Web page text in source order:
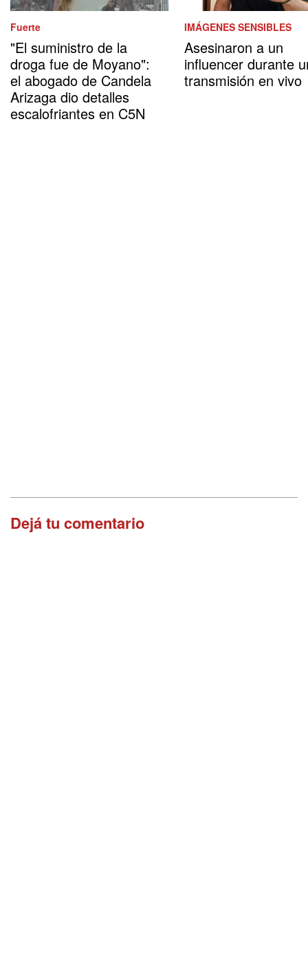
Fuerte
"El suministro de la
droga fue de Moyano":
el abogado de Candela
Arizaga dio detalles
escalofriantes en C5N
IMÁGENES SENSIBLES
Asesinaron a un
influencer durante
transmisión en vivo
Dejá tu comentario